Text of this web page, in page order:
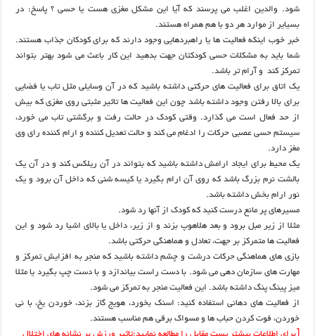
شود. والدین اغلب می پرسند که آیا این مشکل مغزی هست یا حسی ؟ پاسخ: در
بسیایر از موارد هر دو با هم همراه هستند.
خبر خوب اینکه فعالیت ها یا راهبردهایی وجود دارند که برای کودکان جذاب هستند.
شما باید به مشکلات حسی کودکتان جهت بدهید این کار باعث می شود بهتر بتواند
تمرکز کند و آرام تر باشد.
یک اتاق برای فعالیت های حرکتی داشته باشید که در آن وسایلی مثل تاب یا فضایی
برای بالا رفتن وجود داشته باشد چون این فعالیت ها تاثیر مثبتی روی مغزی که بیش
از حد فعال است می گذارد. وقتی کودک در حالت رفت و برگشتی تاب می خورد،
سیستم حسی عصبی حرکات را ادغام می کند و حالت تعدیل کننده و ارام کننده رای وی
مغز دارد.
یک محیط برای ایجاد ارامش داشته باشید که بتواند در آن ریلکس کند و در آن یک
بالشت نرم بزرگ باشد که روی آن ارام بگیرد یا کیسه شنی که داخل آن برود و یک
نور ارام بخش داشته باشد.
مسیرهای پر مانع درست کنید که کودک از آنها رد شود.
مثلا از زیر مبل برود و بعد هلاهوپ بزند و از زیر، داخل یا بالای اشیا رد شود و این
فعالیت ها متمرکز بر جهت، تعادل و هماهنگی حرکتی باشد.
بازی های هماهنگی حرکات درشت و چشم داشته باشید که منجر به افزایش تمرکز و
مهارت های سازمان دهی می شود. با دست راست بیاندازد و با دست چپ بگیرد یا مثلا
میز پینگ پنگ داشته باشد. این فعالیت منجر به تمرکز می شود.
از فعالیت های دهانی استفاده کنید: اسنک بخورد، هویج گاز بزند، خوردن یخ، با نی
خوردن، فوت کردن حباب ها و مسواک برقی هم مناسب هستند.